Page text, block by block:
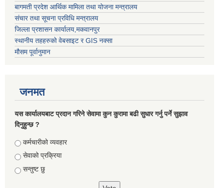
बागमती प्रदेश आर्थिक मामिला तथा योजना मन्त्रालय
संचार तथा सूचना प्रविधि मन्त्रालय
जिल्ला प्रशासन कार्यालय,मकवानपुर
स्थानीय तहहरुको वेबसाइट र GIS नक्सा
मौसम पूर्वानुमान
जनमत
यस कार्यालयबाट प्रदान गरिने सेवामा कुन कुरामा बढी सुधार गर्नु पर्ने सुझाव
दिनुहुन्छ ?
Choices
कर्मचारीको व्यवहार
सेवाको प्रक्रिया
सन्तुष्ट छु